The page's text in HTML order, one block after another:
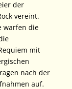
der
vereint.
warfen die
mit
nach der
auf.